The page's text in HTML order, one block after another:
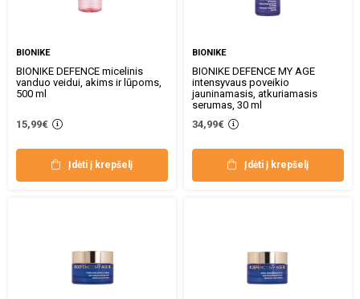
BIONIKE
BIONIKE DEFENCE micelinis
vanduo veidui, akims ir lūpoms,
500 ml
15,99€
Įdėti į krepšelį
BIONIKE
BIONIKE DEFENCE MY AGE
intensyvaus poveikio
jauninamasis, atkuriamasis
serumas, 30 ml
34,99€
Įdėti į krepšelį